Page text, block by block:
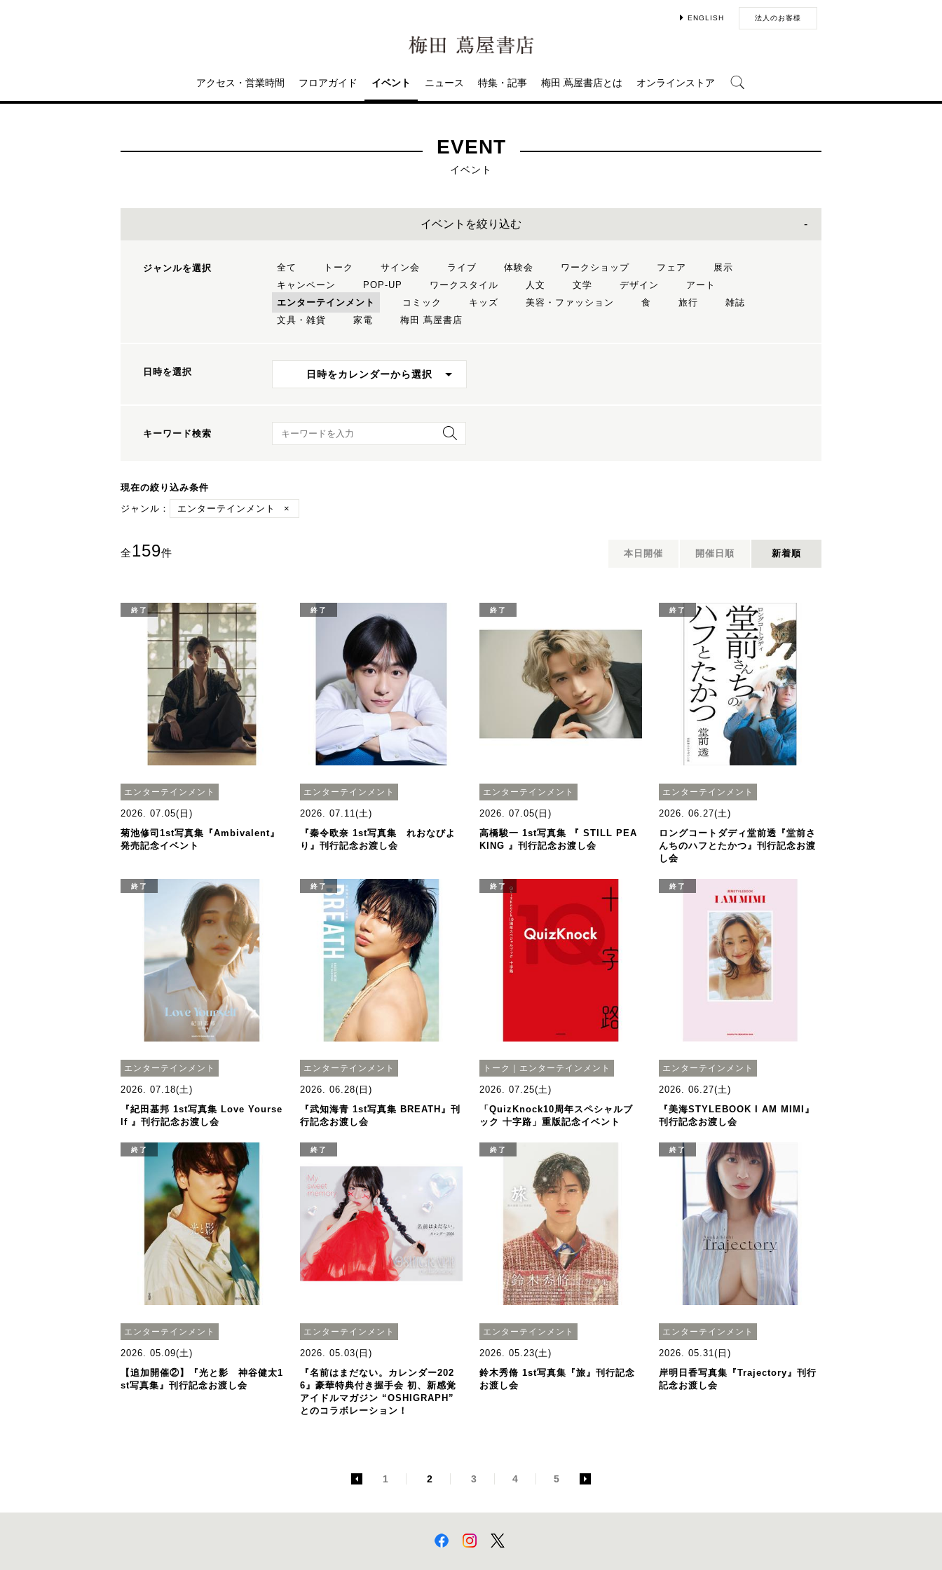
ENGLISH 法人のお客様
アクセス・営業時間 フロアガイド イベント ニュース 特集・記事 梅田 蔦屋書店とは オンラインストア
EVENT
イベント
イベントを絞り込む
ジャンルを選択 全て トーク サイン会 ライブ 体験会 ワークショップ フェア
展示
キャンペーン
POP-UP ワークスタイル 人文 文学 デザイン
アート
エンターテインメント
コミック キッズ 美容・ファッション 食 旅行
雑誌
文具・雑貨
家電 梅田 蔦屋書店
日時を選択 日時をカレンダーから選択
キーワード検索 キーワード検索
現在の絞り込み条件
ジャンル：
エンターテインメント ×
全159件 本日開催 開催日順 新着順
終了
エンターテインメント
2026. 07.05(日)
菊池修司1st写真集『Ambivalent』
発売記念イベント
終了
エンターテインメント
2026. 07.11(土)
『秦令欧奈 1st写真集 れおなびよ
り』刊行記念お渡し会
終了
エンターテインメント
2026. 07.05(日)
高橋駿一 1st写真集 『 STILL PEA
KING 』刊行記念お渡し会
終了
エンターテインメント
2026. 06.27(土)
ロングコートダディ堂前透『堂前さ
んちのハフとたかつ』刊行記念お渡
し会
終了
エンターテインメント
2026. 07.18(土)
『紀田基邦 1st写真集 Love Yourse
lf 』刊行記念お渡し会
終了
エンターテインメント
2026. 06.28(日)
『武知海青 1st写真集 BREATH』刊
行記念お渡し会
終了
トーク｜エンターテインメント
2026. 07.25(土)
「QuizKnock10周年スペシャルブ
ック 十字路」重版記念イベント
終了
エンターテインメント
2026. 06.27(土)
『美海STYLEBOOK I AM MIMI』
刊行記念お渡し会
終了
エンターテインメント
2026. 05.09(土)
【追加開催②】『光と影 神谷健太1
st写真集』刊行記念お渡し会
終了
エンターテインメント
2026. 05.03(日)
『名前はまだない。カレンダー202
6』豪華特典付き握手会 初、新感覚
アイドルマガジン “OSHIGRAPH”
とのコラボレーション！
終了
エンターテインメント
2026. 05.23(土)
鈴木秀脩 1st写真集『旅』刊行記念
お渡し会
終了
エンターテインメント
2026. 05.31(日)
岸明日香写真集『Trajectory』刊行
記念お渡し会
1 2 3 4 5